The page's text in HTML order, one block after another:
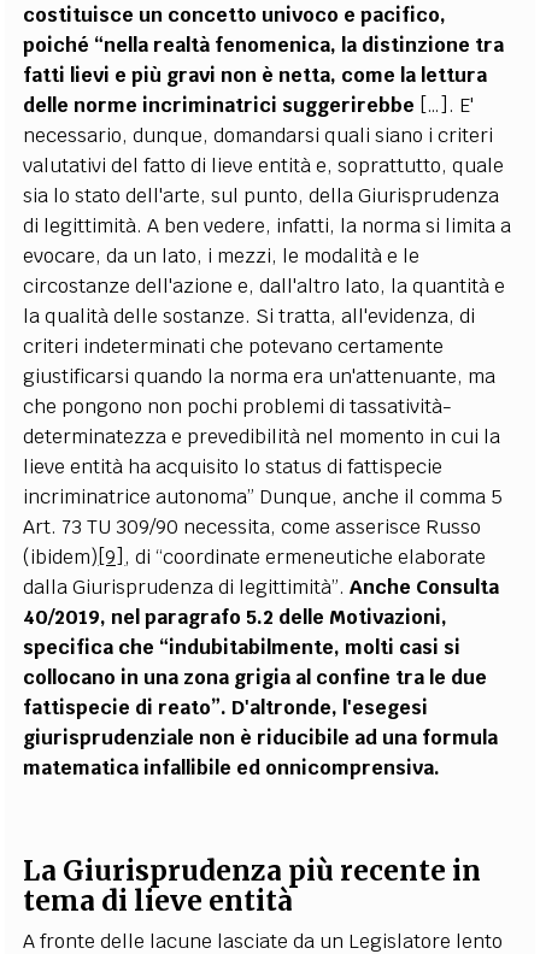
costituisce un concetto univoco e pacifico,
poiché “nella realtà fenomenica, la distinzione tra
fatti lievi e più gravi non è netta, come la lettura
delle norme incriminatrici suggerirebbe […]. E'
necessario, dunque, domandarsi quali siano i criteri
valutativi del fatto di lieve entità e, soprattutto, quale
sia lo stato dell'arte, sul punto, della Giurisprudenza
di legittimità. A ben vedere, infatti, la norma si limita a
evocare, da un lato, i mezzi, le modalità e le
circostanze dell'azione e, dall'altro lato, la quantità e
la qualità delle sostanze. Si tratta, all'evidenza, di
criteri indeterminati che potevano certamente
giustificarsi quando la norma era un'attenuante, ma
che pongono non pochi problemi di tassatività-
determinatezza e prevedibilità nel momento in cui la
lieve entità ha acquisito lo status di fattispecie
incriminatrice autonoma” Dunque, anche il comma 5
Art. 73 TU 309/90 necessita, come asserisce Russo
(ibidem)[9] , di “coordinate ermeneutiche elaborate
dalla Giurisprudenza di legittimità”.Anche Consulta
40/2019, nel paragrafo 5.2 delle Motivazioni,
specifica che “indubitabilmente, molti casi si
collocano in una zona grigia al confine tra le due
fattispecie di reato”. D'altronde, l'esegesi
giurisprudenziale non è riducibile ad una formula
matematica infallibile ed onnicomprensiva.
La Giurisprudenza più recente in
tema di lieve entità
A fronte delle lacune lasciate da un Legislatore lento